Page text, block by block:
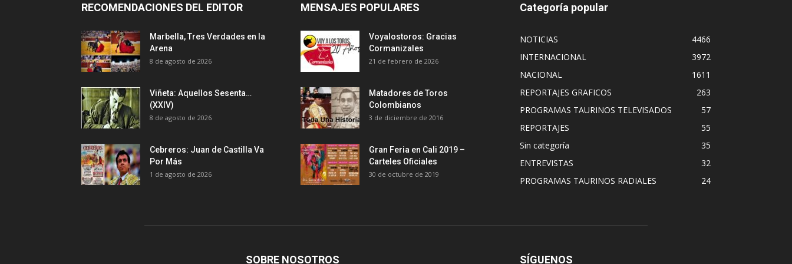
RECOMENDACIONES DEL EDITOR
Marbella, Tres Verdades en la
Arena
8 de agosto de 2026
Viñeta: Aquellos Sesenta…
(XXIV)
8 de agosto de 2026
Cebreros: Juan de Castilla Va
Por Más
1 de agosto de 2026
MENSAJES POPULARES
Voyalostoros: Gracias
Cormanizales
21 de febrero de 2026
Matadores de Toros
Colombianos
3 de diciembre de 2016
Gran Feria en Cali 2019 –
Carteles Oficiales
30 de octubre de 2019
Categoría popular
NOTICIAS
4466
INTERNACIONAL
3972
NACIONAL
1611
REPORTAJES GRAFICOS
263
PROGRAMAS TAURINOS TELEVISADOS
57
REPORTAJES
55
Sin categoría
35
ENTREVISTAS
32
PROGRAMAS TAURINOS RADIALES
24
SOBRE NOSOTROS SÍGUENOS